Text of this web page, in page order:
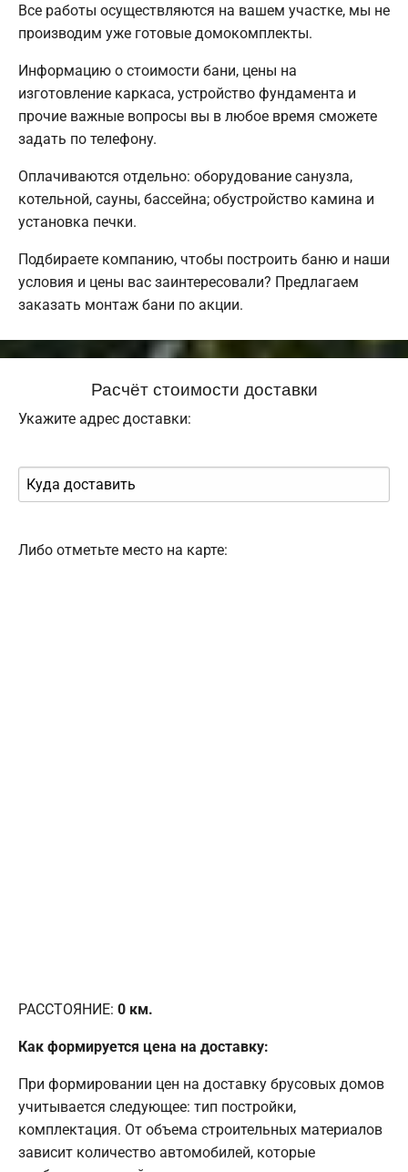
Все работы осуществляются на вашем участке, мы не
производим уже готовые домокомплекты.
Информацию о стоимости бани, цены на
изготовление каркаса, устройство фундамента и
прочие важные вопросы вы в любое время сможете
задать по телефону.
Оплачиваются отдельно: оборудование санузла,
котельной, сауны, бассейна; обустройство камина и
установка печки.
Подбираете компанию, чтобы построить баню и наши
условия и цены вас заинтересовали? Предлагаем
заказать монтаж бани по акции.
Расчёт стоимости доставки
Укажите адрес доставки:
Либо отметьте место на карте:
РАССТОЯНИЕ: 0 км.
Как формируется цена на доставку:
При формировании цен на доставку брусовых домов
учитывается следующее: тип постройки,
комплектация. От объема строительных материалов
зависит количество автомобилей, которые